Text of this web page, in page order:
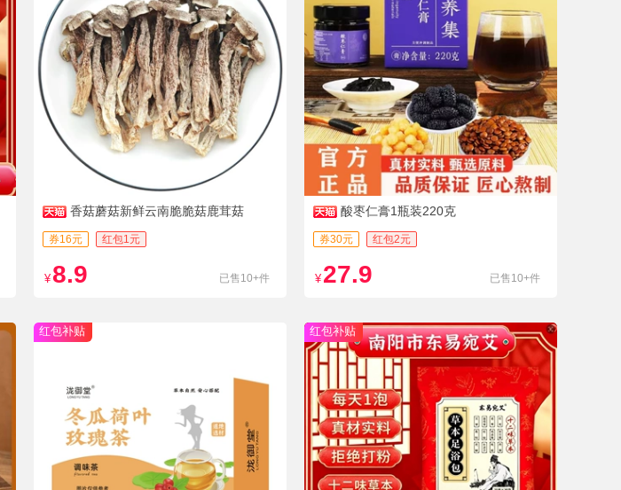
香菇蘑菇新鲜云南脆脆菇鹿茸菇
券16元 红包1元
¥ 8.9 已售10+件
酸枣仁膏1瓶装220克
券30元 红包2元
¥ 27.9 已售10+件
红包补贴 红包补贴